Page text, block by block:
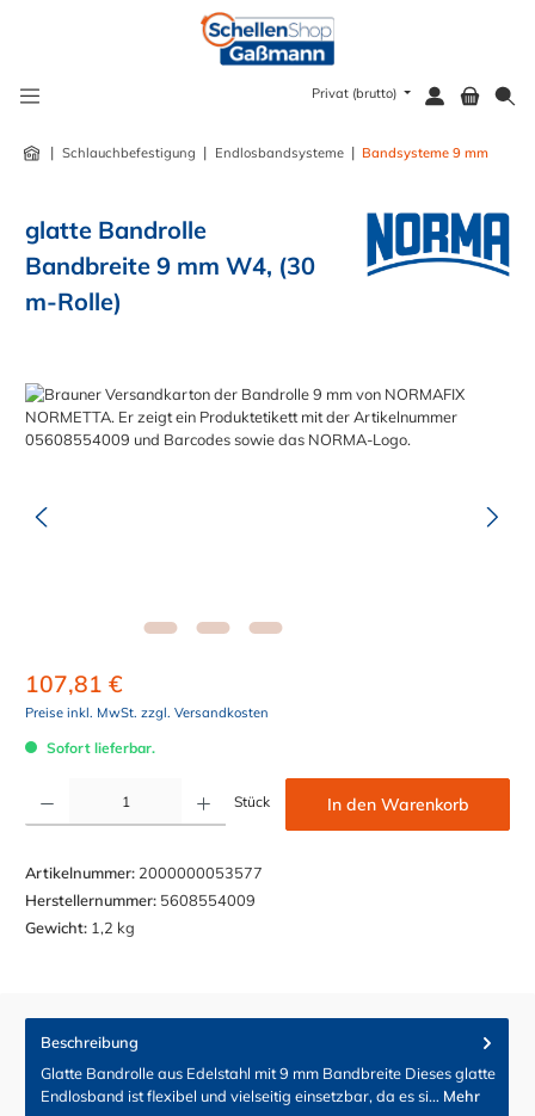
Privat (brutto)
| Schlauchbefestigung | Endlosbandsysteme | Bandsysteme 9 mm
glatte Bandrolle
Bandbreite 9 mm W4, (30
m-Rolle)
Bildergalerie überspringen
107,81 €
Preise inkl. MwSt. zzgl. Versandkosten
Sofort lieferbar.
Stück In den Warenkorb
Artikelnummer: 2000000053577
Herstellernummer: 5608554009
Gewicht: 1,2 kg
Beschreibung
Glatte Bandrolle aus Edelstahl mit 9 mm Bandbreite Dieses glatte
Endlosband ist flexibel und vielseitig einsetzbar, da es si… Mehr